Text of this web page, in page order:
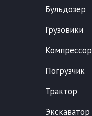
Бульдозер
Грузовики
Компрессор
Погрузчик
Трактор
Экскаватор